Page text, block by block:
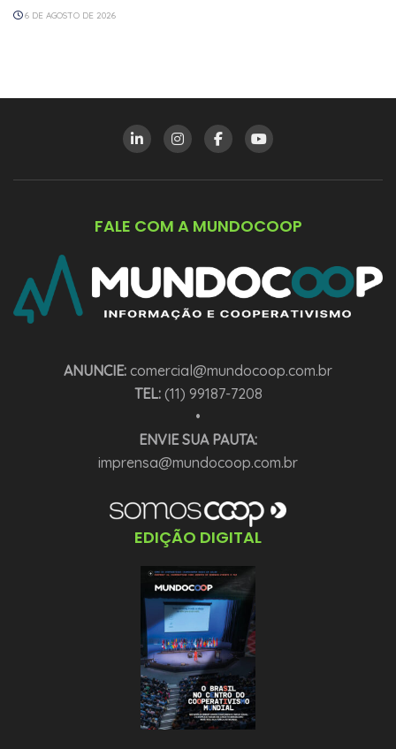
6 DE AGOSTO DE 2026
FALE COM A MUNDOCOOP
ANUNCIE: comercial@mundocoop.com.br
TEL:(11) 99187-7208
•
ENVIE SUA PAUTA:
imprensa@mundocoop.com.br
EDIÇÃO DIGITAL